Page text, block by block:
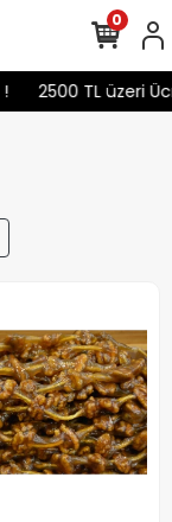
2500 TL üzeri
0